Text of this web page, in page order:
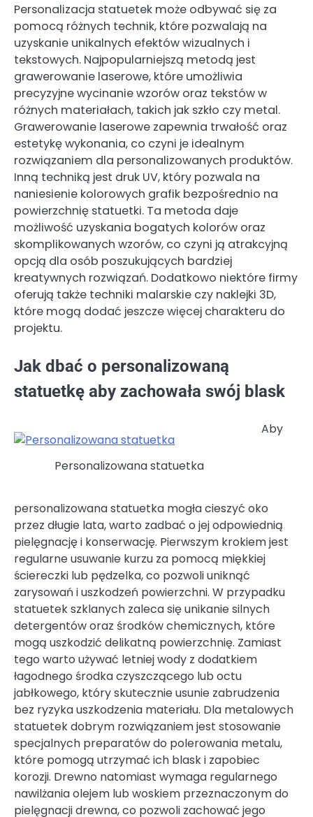
Personalizacja statuetek może odbywać się za
pomocą różnych technik, które pozwalają na
uzyskanie unikalnych efektów wizualnych i
tekstowych. Najpopularniejszą metodą jest
grawerowanie laserowe, które umożliwia
precyzyjne wycinanie wzorów oraz tekstów w
różnych materiałach, takich jak szkło czy metal.
Grawerowanie laserowe zapewnia trwałość oraz
estetykę wykonania, co czyni je idealnym
rozwiązaniem dla personalizowanych produktów.
Inną techniką jest druk UV, który pozwala na
naniesienie kolorowych grafik bezpośrednio na
powierzchnię statuetki. Ta metoda daje
możliwość uzyskania bogatych kolorów oraz
skomplikowanych wzorów, co czyni ją atrakcyjną
opcją dla osób poszukujących bardziej
kreatywnych rozwiązań. Dodatkowo niektóre firmy
oferują także techniki malarskie czy naklejki 3D,
które mogą dodać jeszcze więcej charakteru do
projektu.
Jak dbać o personalizowaną
statuetkę aby zachowała swój blask
Personalizowana statuetka
Aby
personalizowana statuetka mogła cieszyć oko
przez długie lata, warto zadbać o jej odpowiednią
pielęgnację i konserwację. Pierwszym krokiem jest
regularne usuwanie kurzu za pomocą miękkiej
ściereczki lub pędzelka, co pozwoli uniknąć
zarysowań i uszkodzeń powierzchni. W przypadku
statuetek szklanych zaleca się unikanie silnych
detergentów oraz środków chemicznych, które
mogą uszkodzić delikatną powierzchnię. Zamiast
tego warto używać letniej wody z dodatkiem
łagodnego środka czyszczącego lub octu
jabłkowego, który skutecznie usunie zabrudzenia
bez ryzyka uszkodzenia materiału. Dla metalowych
statuetek dobrym rozwiązaniem jest stosowanie
specjalnych preparatów do polerowania metalu,
które pomogą utrzymać ich blask i zapobiec
korozji. Drewno natomiast wymaga regularnego
nawilżania olejem lub woskiem przeznaczonym do
pielęgnacji drewna, co pozwoli zachować jego